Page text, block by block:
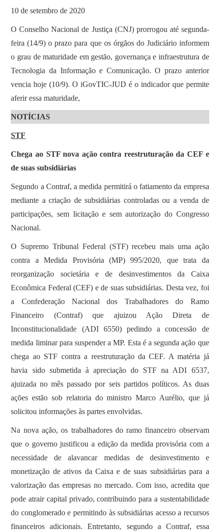
10 de setembro de 2020
O Conselho Nacional de Justiça (CNJ) prorrogou até segunda-
feira (14/9) o prazo para que os órgãos do Judiciário informem
o grau de maturidade em gestão, governança e infraestrutura de
Tecnologia da Informação e Comunicação. O prazo anterior
vencia hoje (10/9). O iGovTIC-JUD é o indicador que permite
aferir essa maturidade,
NOTÍCIAS
STF
Chega ao STF nova ação contra reestruturação da CEF e
de suas subsidiárias
Segundo a Contraf, a medida permitirá o fatiamento da empresa
mediante a criação de subsidiárias controladas ou a venda de
participações, sem licitação e sem autorização do Congresso
Nacional.
O Supremo Tribunal Federal (STF) recebeu mais uma ação
contra a Medida Provisória (MP) 995/2020, que trata da
reorganização societária e de desinvestimentos da Caixa
Econômica Federal (CEF) e de suas subsidiárias. Desta vez, foi
a Confederação Nacional dos Trabalhadores do Ramo
Financeiro (Contraf) que ajuizou Ação Direta de
Inconstitucionalidade (ADI 6550) pedindo a concessão de
medida liminar para suspender a MP. Esta é a segunda ação que
chega ao STF contra a reestruturação da CEF. A matéria já
havia sido submetida à apreciação do STF na ADI 6537,
ajuizada no mês passado por seis partidos políticos. As duas
ações estão sob relatoria do ministro Marco Aurélio, que já
solicitou informações às partes envolvidas.
Na nova ação, os trabalhadores do ramo financeiro observam
que o governo justificou a edição da medida provisória com a
necessidade de alavancar medidas de desinvestimento e
monetização de ativos da Caixa e de suas subsidiárias para a
valorização das empresas no mercado. Com isso, acredita que
pode atrair capital privado, contribuindo para a sustentabilidade
do conglomerado e permitindo às subsidiárias acesso a recursos
financeiros adicionais. Entretanto, segundo a Contraf, essa